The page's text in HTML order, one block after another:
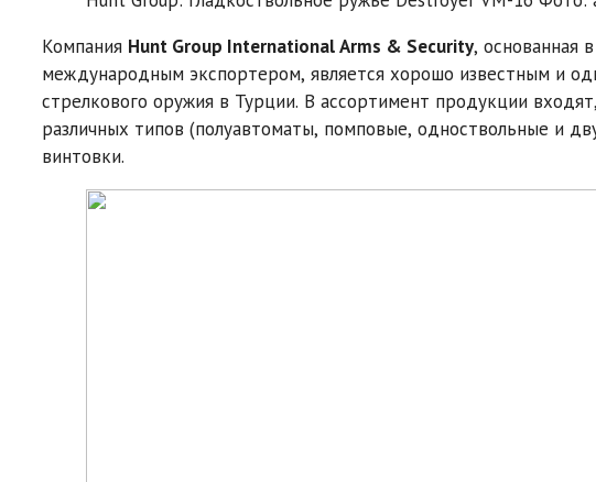
Компания Hunt Group International Arms & Security, основанная
международным экспортером, является хорошо известным и
стрелкового оружия в Турции. В ассортимент продукции
различных типов (полуавтоматы, помповые, одноствольные и
винтовки.